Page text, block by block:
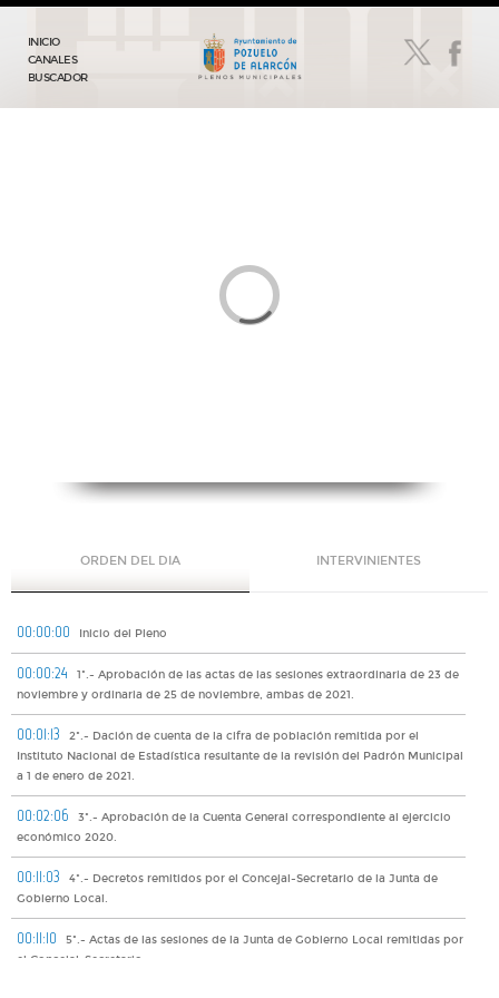
INICIO
CANALES
BUSCADOR
ORDEN DEL DIA INTERVINIENTES
00:00:00 Inicio del Pleno
00:00:24
1º.- Aprobación de las actas de las sesiones extraordinaria de 23 de
noviembre y ordinaria de 25 de noviembre, ambas de 2021.
00:01:13
2º.- Dación de cuenta de la cifra de población remitida por el
Instituto Nacional de Estadística resultante de la revisión del Padrón Municipal
a 1 de enero de 2021.
00:02:06
3º.- Aprobación de la Cuenta General correspondiente al ejercicio
económico 2020.
00:11:03
4º.- Decretos remitidos por el Concejal-Secretario de la Junta de
Gobierno Local.
00:11:10
5º.- Actas de las sesiones de la Junta de Gobierno Local remitidas por
el Concejal-Secretario.